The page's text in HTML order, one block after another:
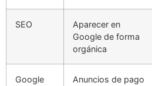
SEO
Aparecer en
Google de forma
orgánica
Google
Anuncios de pago